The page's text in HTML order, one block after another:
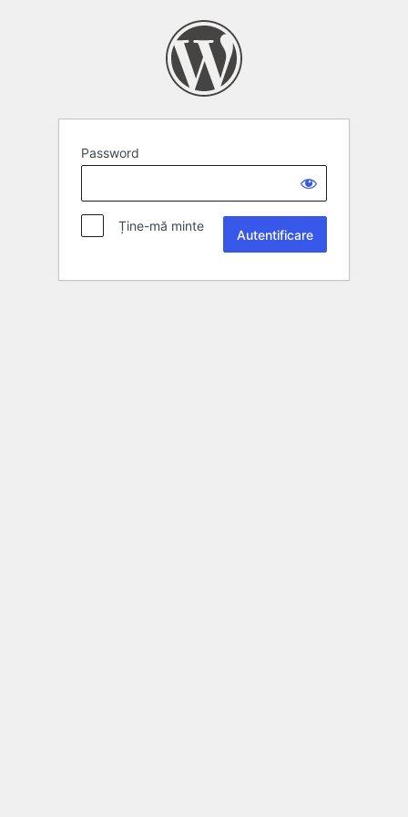
Password
Ține-mă minte